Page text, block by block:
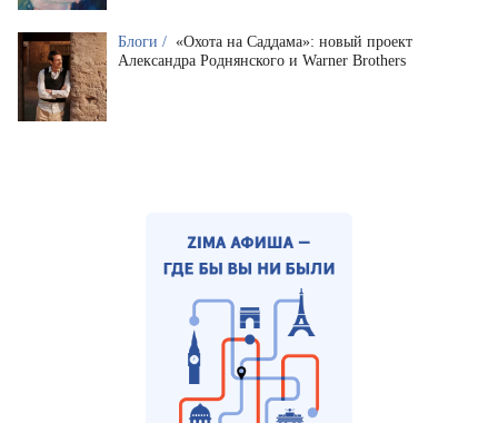
Блоги / «Охота на Саддама»: новый проект
Александра Роднянского и Warner Brothers